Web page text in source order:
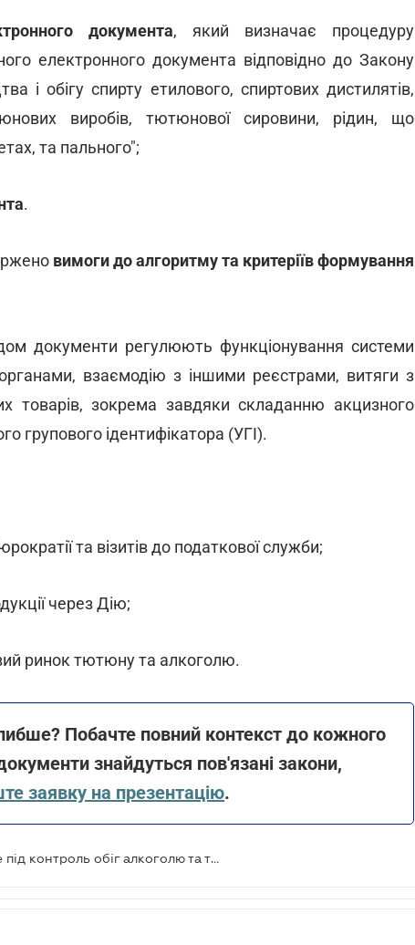
документа, який визначає процедуру
електронного документа відповідно до Закону
і обігу спирту етилового, спиртових дистилятів,
виробів, тютюнової сировини, рідин, що
та пального";
.
вимоги до алгоритму та критеріїв формування
документи регулюють функціонування системи
взаємодію з іншими реєстрами, витяги з
товарів, зокрема завдяки складанню акцизного
групового ідентифікатора (УГІ).
та візитів до податкової служби;
через Дію;
ринок тютюну та алкоголю.
Побачте повний контекст до кожного
знайдуться пов'язані закони,
заявку на презентацію.
Система еАкциз повністю візьме під контроль обіг алкоголю та тютюну: врегульовано порядок функціонування системи